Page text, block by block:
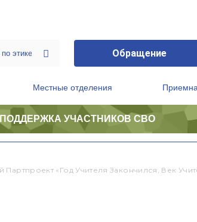
Обращение
Местные отделения
ПОДДЕРЖКА УЧАСТНИКОВ СВО
Партпроект «Год Учителя Закончился, Век